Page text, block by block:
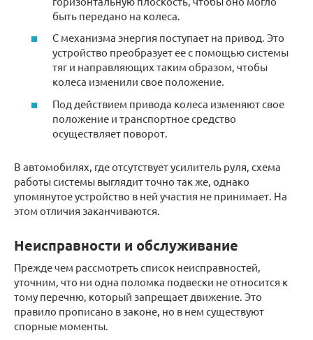
быть передано на колеса.
С механизма энергия поступает на привод. Это
устройство преобразует ее с помощью системы
тяг и направляющих таким образом, чтобы
колеса изменили свое положение.
Под действием привода колеса изменяют свое
положение и транспортное средство
осуществляет поворот.
В автомобилях, где отсутствует усилитель руля, схема
работы системы выглядит точно так же, однако
упомянутое устройство в ней участия не принимает. На
этом отличия заканчиваются.
Неисправности и обслуживание
Прежде чем рассмотреть список неисправностей,
уточним, что ни одна поломка подвески не относится к
тому перечню, который запрещает движение. Это
правило прописано в законе, но в нем существуют
спорные моменты.